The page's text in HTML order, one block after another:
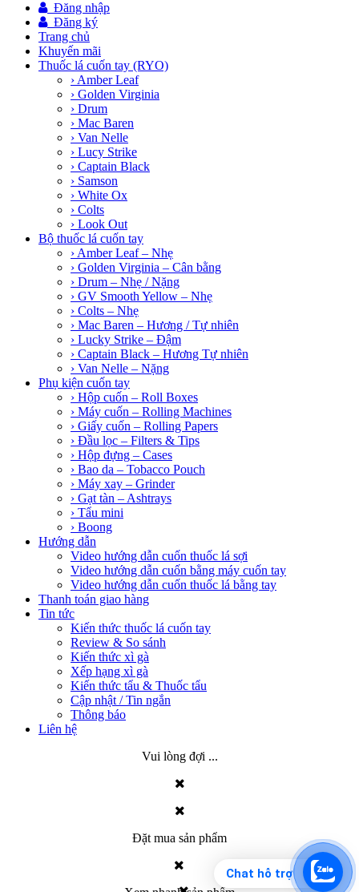
Đăng nhập
Đăng ký
Trang chủ
Khuyến mãi
Thuốc lá cuốn tay (RYO)
› Amber Leaf
› Golden Virginia
› Drum
› Mac Baren
› Van Nelle
› Lucy Strike
› Captain Black
› Samson
› White Ox
› Colts
› Look Out
Bộ thuốc lá cuốn tay
› Amber Leaf – Nhẹ
› Golden Virginia – Cân bằng
› Drum – Nhẹ / Nặng
› GV Smooth Yellow – Nhẹ
› Colts – Nhẹ
› Mac Baren – Hương / Tự nhiên
› Lucky Strike – Đậm
› Captain Black – Hương Tự nhiên
› Van Nelle – Nặng
Phụ kiện cuốn tay
› Hộp cuốn – Roll Boxes
› Máy cuốn – Rolling Machines
› Giấy cuốn – Rolling Papers
› Đầu lọc – Filters & Tips
› Hộp đựng – Cases
› Bao da – Tobacco Pouch
› Máy xay – Grinder
› Gạt tàn – Ashtrays
› Tẩu mini
› Boong
Hướng dẫn
Video hướng dẫn cuốn thuốc lá sợi
Video hướng dẫn cuốn bằng máy cuốn tay
Video hướng dẫn cuốn thuốc lá bằng tay
Thanh toán giao hàng
Tin tức
Kiến thức thuốc lá cuốn tay
Review & So sánh
Kiến thức xì gà
Xếp hạng xì gà
Kiến thức tẩu & Thuốc tẩu
Cập nhật / Tin ngắn
Thông báo
Liên hệ
Vui lòng đợi ...
Đặt mua sản phẩm
Chat hỗ trợ